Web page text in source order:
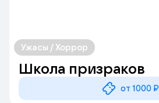
Ужасы / Хоррор
Школа призраков
от 1000 ₽